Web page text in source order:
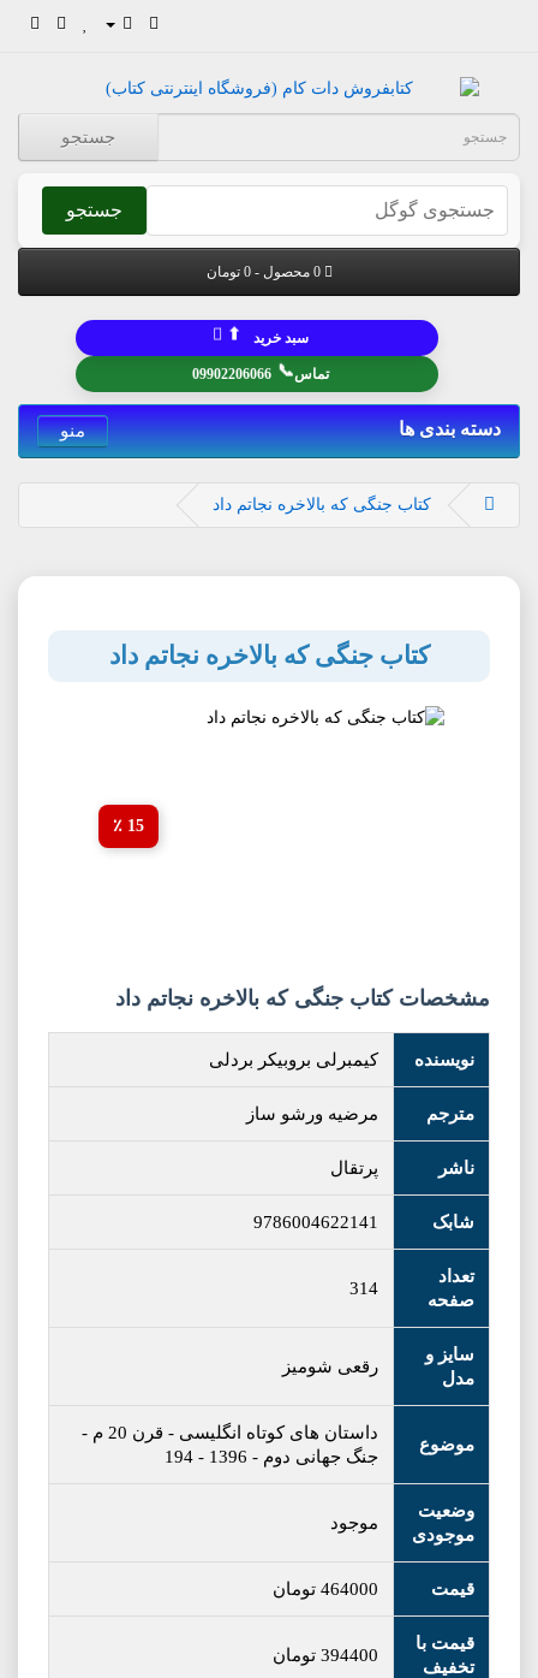
جستجو
جستجو
0 محصول - 0 تومان
تماس📞
09902206066
سبد خرید ⬆
دسته بندی ها منو
کتاب جنگی که بالاخره نجاتم داد
کتاب جنگی که بالاخره نجاتم داد
15 ٪
مشخصات کتاب جنگی که بالاخره نجاتم داد
نویسنده کیمبرلی بروبیکر بردلی
مترجم مرضیه ورشو ساز
ناشر پرتقال
شابک 9786004622141
تعداد
صفحه
314
سایز و
مدل
رقعی شومیز
موضوع
داستان های کوتاه انگلیسی - قرن 20 م
-
جنگ جهانی دوم -
1396
-
194
وضعیت
موجودی
موجود
قیمت 464000 تومان
قیمت با
تخفیف
394400 تومان